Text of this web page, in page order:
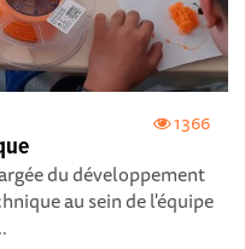
1366
du développement
au sein de l'équipe